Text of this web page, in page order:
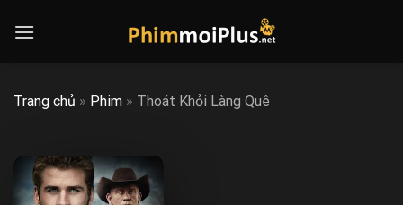
Trang chủ » Phim » Thoát Khỏi Làng Quê